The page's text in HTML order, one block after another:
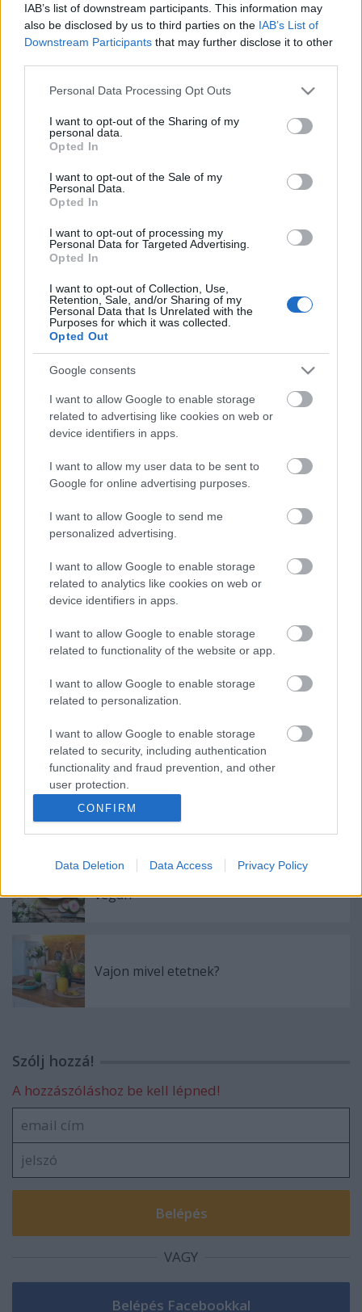
IAB’s list of downstream participants. This information may
also be disclosed by us to third parties on the IAB’s List of
Downstream Participants that may further disclose it to other
Please note that this website/app uses one or more Google
not limited to your visit or usage behaviour. You may click to
grant or deny consent to Google and its third-party tags to
use your data for below specified purposes in below Google
consent section.
Personal Data Processing Opt Outs
I want to opt-out of the Sharing of my
personal data.
Opted In
I want to opt-out of the Sale of my
Personal Data.
Opted In
I want to opt-out of processing my
Personal Data for Targeted Advertising.
Opted In
I want to opt-out of Collection, Use,
Retention, Sale, and/or Sharing of my
Personal Data that Is Unrelated with the
Purposes for which it was collected.
Opted Out
Google consents
I want to allow Google to enable storage
related to advertising like cookies on web or
device identifiers in apps.
I want to allow my user data to be sent to
Google for online advertising purposes.
I want to allow Google to send me
personalized advertising.
I want to allow Google to enable storage
related to analytics like cookies on web or
device identifiers in apps.
I want to allow Google to enable storage
related to functionality of the website or app.
I want to allow Google to enable storage
related to personalization.
I want to allow Google to enable storage
related to security, including authentication
functionality and fraud prevention, and other
user protection.
CONFIRM
Data Deletion Data Access Privacy Policy
A burgonyát meghámozod, és vékony
hasábokra vágod.
Áztasd be hideg vízbe legalább 1 órára sütés
előtt.
Szűrd le, és tedd tiszta konyharuhára száradni.
zacsiba 1 evőkanál kukoricakeményítőt.
Rázd fel alaposan a zacskót, hogy mindenhol
érje a burgonyát a keményítő.
Só kivételével szórhatsz a zacskóba fűszert, pl.
borsot vagy kakukkfüvet is.
Alufóliával bélelt tepsire sorakoztasd egymás
mellé a burgonyákat.
Spricceld meg kevés olajjal, de tényleg csak
finoman!
180 fokos sütőben süsd készre kb. 20 perc alatt.
A ropogós burgonyát helyezd tálra, és most
sózd meg ízlés szerint.
Címkék:recept édesburgonya Spájz sült édesburgonya
Ajánlott bejegyzések:
Tavaszi gasztro-art: citromszuflé
Klement-módra
Félelmetes falatok: hódíts hétvégén
Egybesült brokkolis, csirkés penne
vegán
Vajon mivel etetnek?
Szólj hozzá!
A hozzászóláshoz be kell lépned!
VAGY